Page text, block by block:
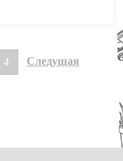
4 Следущая